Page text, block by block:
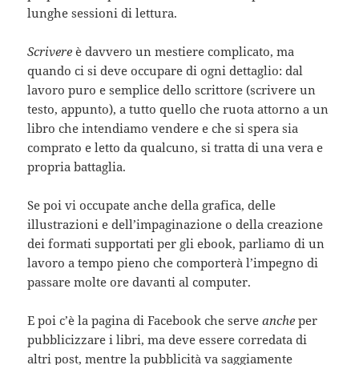
lunghe sessioni di lettura.
Scrivere è davvero un mestiere complicato, ma
quando ci si deve occupare di ogni dettaglio: dal
lavoro puro e semplice dello scrittore (scrivere un
testo, appunto), a tutto quello che ruota attorno a un
libro che intendiamo vendere e che si spera sia
comprato e letto da qualcuno, si tratta di una vera e
propria battaglia.
Se poi vi occupate anche della grafica, delle
illustrazioni e dell’impaginazione o della creazione
dei formati supportati per gli ebook, parliamo di un
lavoro a tempo pieno che comporterà l’impegno di
passare molte ore davanti al computer.
E poi c’è la pagina di Facebook che serveanche per
pubblicizzare i libri, ma deve essere corredata di
altri post, mentre la pubblicità va saggiamente